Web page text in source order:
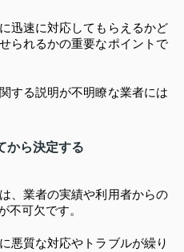
迅速に対応してもらえるかど
られるかの重要なポイントで
する説明が不明瞭な業者には
から決定する
、業者の実績や利用者からの
不可欠です。
悪質な対応やトラブルが繰り